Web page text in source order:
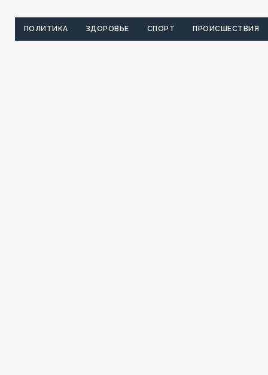
ПОЛИТИКА ЗДОРОВЬЕ СПОРТ ПРОИСШЕСТВИЯ